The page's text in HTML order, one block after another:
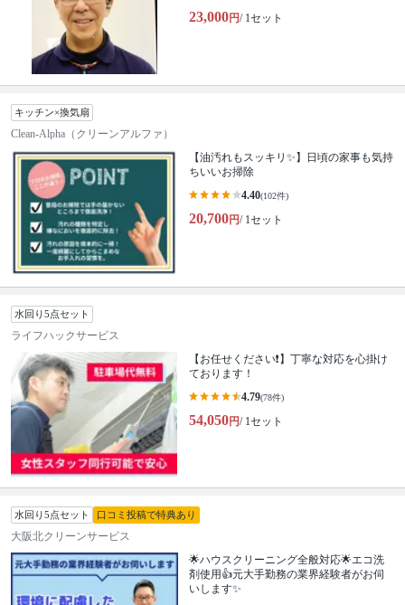
23,000円/ 1セット
キッチン×換気扇
Clean-Alpha（クリーンアルファ）
【油汚れもスッキリ✨】日頃の家事も気持
ちいいお掃除
4.40(102件)
20,700円/ 1セット
水回り5点セット
ライフハックサービス
【お任せください❗️】丁寧な対応を心掛け
ております！
4.79(78件)
54,050円/ 1セット
水回り5点セット 口コミ投稿で特典あり
大阪北クリーンサービス
🌟ハウスクリーニング全般対応🌟エコ洗
剤使用👍元大手勤務の業界経験者がお伺
いします✨